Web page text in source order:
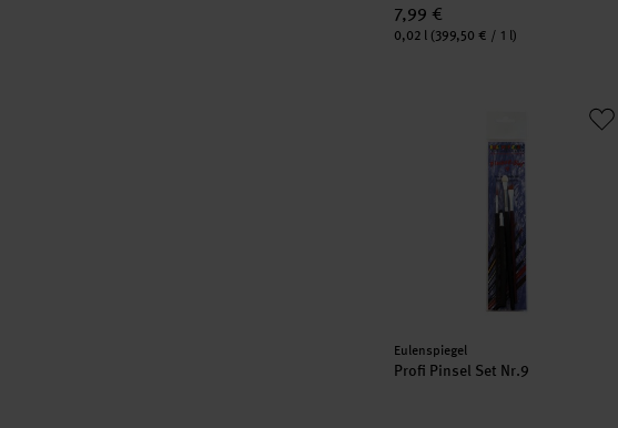
7,99 €
Inhalt:
0,02 l (399,50 € / 1 l)
Hersteller:
Eulenspiegel
Profi Pinsel Set Nr.9